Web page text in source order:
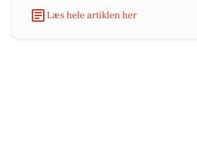
Læs hele artiklen her